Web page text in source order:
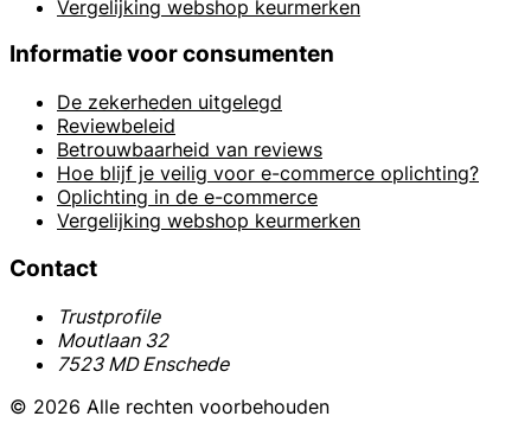
Vergelijking webshop keurmerken
Informatie voor consumenten
De zekerheden uitgelegd
Reviewbeleid
Betrouwbaarheid van reviews
Hoe blijf je veilig voor e-commerce oplichting?
Oplichting in de e-commerce
Vergelijking webshop keurmerken
Contact
Trustprofile
Moutlaan 32
7523 MD Enschede
© 2026 Alle rechten voorbehouden